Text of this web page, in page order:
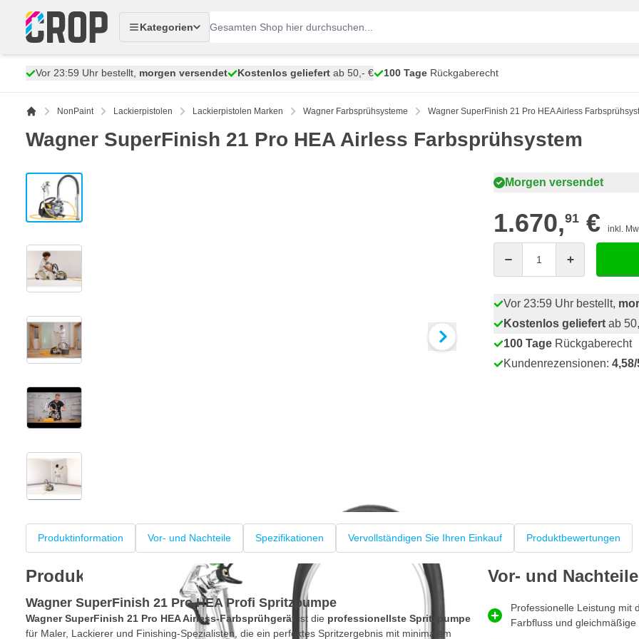
Kategorien
Vor 23:59 Uhr bestellt, morgen versendet Kostenlos geliefert ab 50,- € 100 Tage Rückgaberecht
NonPaint Lackierpistolen Lackierpistolen Marken Wagner Farbsprühsysteme Wagner SuperFinish 21 Pro HEA Airless
Wagner SuperFinish 21 Pro HEA Airless Farbsprühsystem
View larger image
View larger image
View larger image
View larger image
View larger image
+5
Morgen versendet
1.670,91 € inkl.
Vor 23:59 Uhr bestellt,
Kostenlos geliefert ab
100 Tage Rückgaberecht
Kundenrezensionen: 4,58/
Produktinformation Vor- und Nachteile Spezifikationen Vervollständigen Sie Ihren Einkauf Produktbewertungen
Produktinformation
Wagner SuperFinish 21 Pro HEA Profi Spritzpumpe
Wagner SuperFinish 21 Pro HEA Airless-Farbsprühgerät ist die professionellste Spritzpumpe
für Maler, Lackierer und Finishing-Spezialisten, die ein perfektes Spritzergebnis mit minimalem
Vor- und Nachteile
Professionelle Leistung mit
Farbfluss und gleichmäßige